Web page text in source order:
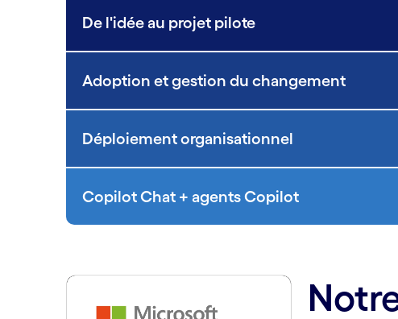
De l'idée au projet pilote
Adoption et gestion du changement
Déploiement organisationnel
Copilot Chat + agents Copilot